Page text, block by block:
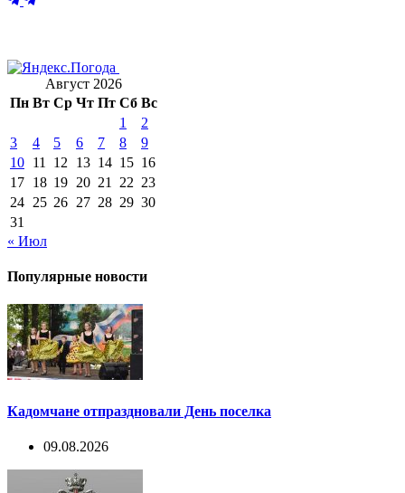
Август 2026
Пн Вт Ср Чт Пт Сб Вс
1
2
3
4 5 6 7 8
9
10 11 12 13 14 15 16
17 18 19 20 21 22 23
24 25 26 27 28 29 30
31
« Июл
Популярные новости
Кадомчане отпраздновали День поселка
09.08.2026